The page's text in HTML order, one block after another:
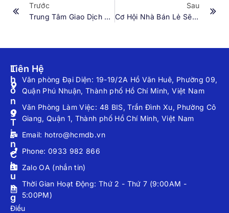
Trước
Trung Tâm Giao Dịch HCMDB Có Những Tính Năng Gì?
Sau
Cơ Hội Nhà Bán Lẻ Sẽ Được Gì Khi Hợp Tác Với Trung Tâm HCMDB?
T
H
Ô
N
G
T
I
N
C
H
U
N
G
Điều
Liên Hệ
Văn phòng Đại Diện: 19-19/2A Hồ Văn Huê, Phường 09,
Quận Phú Nhuận, Thành phố Hồ Chí Minh, Việt Nam
Văn Phòng Làm Việc: 48 BIS, Trần Đình Xu, Phường Cô
Giang, Quận 1, Thành phố Hồ Chí Minh, Việt Nam
Email: hotro@hcmdb.vn
Phone: 0933 982 866
Zalo OA (nhắn tin)
Thời Gian Hoạt Động: Thứ 2 - Thứ 7 (9:00AM -
5:00PM)